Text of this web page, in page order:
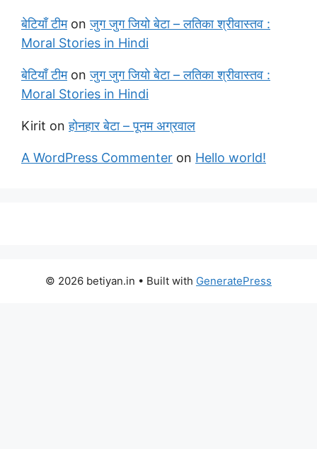
बेटियाँ टीमonजुग जुग जियो बेटा – लतिका श्रीवास्तव :
Moral Stories in Hindi
बेटियाँ टीमonजुग जुग जियो बेटा – लतिका श्रीवास्तव :
Moral Stories in Hindi
Kirit onहोनहार बेटा – पूनम अग्रवाल
A WordPress Commenter on Hello world!
© 2026 betiyan.in • Built with GeneratePress